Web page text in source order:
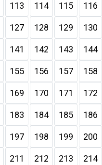
113 114 115 116
127 128 129 130
141 142 143 144
155 156 157 158
169 170 171 172
183 184 185 186
197 198 199 200
211 212 213 214